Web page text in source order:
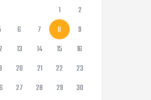
1
2
6 7 8
9
13 14 15
16
20 21 22
23
27 28 29
30